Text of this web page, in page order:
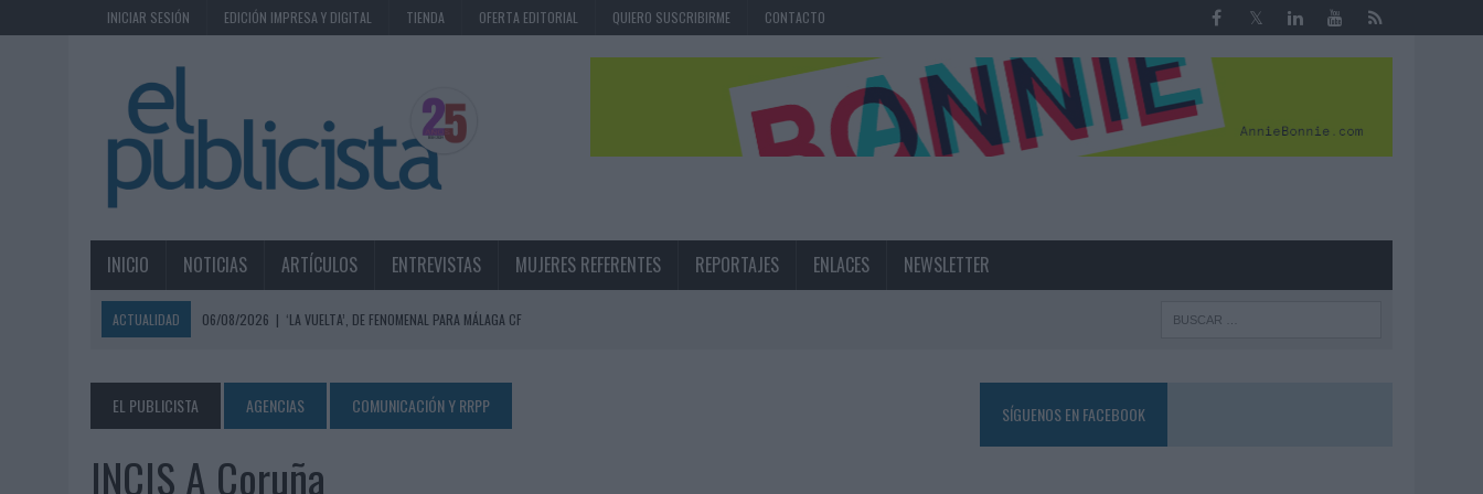
INICIAR SESIÓN EDICIÓN IMPRESA Y DIGITAL TIENDA OFERTA EDITORIAL QUIERO SUSCRIBIRME CONTACTO
INICIO NOTICIAS ARTÍCULOS ENTREVISTAS MUJERES REFERENTES REPORTAJES ENLACES NEWSLETTER
ACTUALIDAD 06/08/2026 | ‘LA VUELTA’, DE FENOMENAL PARA MÁLAGA CF
EL MERCADO PUBLICITARIO CAE UN 2,6% EN 2025, AUNQUE LOS MEDIOS CONTROLADOS MANTIENEN EL CRECIMIENTO
06/08/2026 | LA TELEVISIÓN SIGUE LIDERANDO EL CONSUMO DE MEDIOS EN VERANO Y SUPERA AL MÓVIL COMO DISPOSITIVO MÁS UTILIZADO
06/08/2026
EL USO DE LA IA GENERATIVA ALCANZA YA AL 62% DE LOS ESPAÑOLES
EL PUBLICISTA AGENCIAS COMUNICACIÓN Y RRPP
INCIS A Coruña
SÍGUENOS EN FACEBOOK